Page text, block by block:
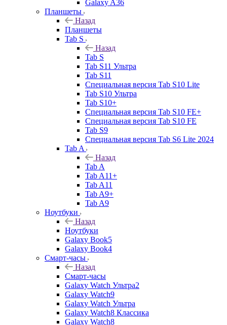
Galaxy A36
Планшеты
Назад
Планшеты
Tab S
Назад
Tab S
Tab S11 Ультра
Tab S11
Специальная версия Tab S10 Lite
Tab S10 Ультра
Tab S10+
Специальная версия Tab S10 FE+
Специальная версия Tab S10 FE
Tab S9
Специальная версия Tab S6 Lite 2024
Tab A
Назад
Tab A
Tab A11+
Tab A11
Tab A9+
Tab A9
Ноутбуки
Назад
Ноутбуки
Galaxy Book5
Galaxy Book4
Смарт-часы
Назад
Смарт-часы
Galaxy Watch Ультра2
Galaxy Watch9
Galaxy Watch Ультра
Galaxy Watch8 Классика
Galaxy Watch8